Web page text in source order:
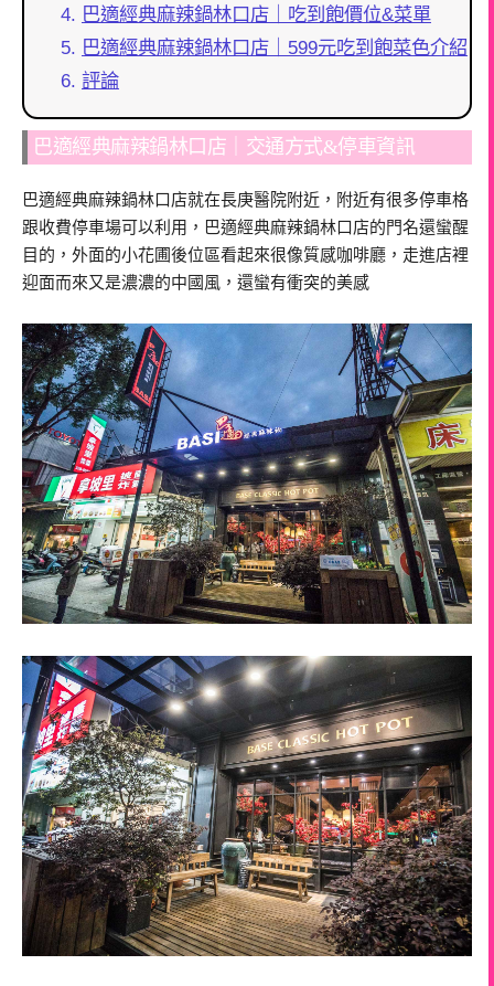
巴適經典麻辣鍋林口店｜吃到飽價位&菜單
巴適經典麻辣鍋林口店｜599元吃到飽菜色介紹
評論
巴適經典麻辣鍋林口店｜交通方式&停車資訊
巴適經典麻辣鍋林口店就在長庚醫院附近，附近有很多停車格
跟收費停車場可以利用，巴適經典麻辣鍋林口店的門名還蠻醒
目的，外面的小花圃後位區看起來很像質感咖啡廳，走進店裡
迎面而來又是濃濃的中國風，還蠻有衝突的美感